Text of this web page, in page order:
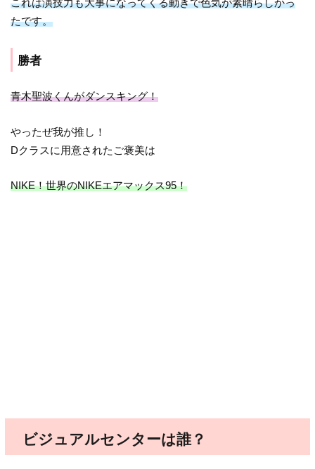
これは演技力も大事になってくる動きで色気が素晴らしかっ
たです。
勝者
青木聖波くんがダンスキング！
やったぜ我が推し！
Dクラスに用意されたご褒美は
NIKE！世界のNIKEエアマックス95！
ビジュアルセンターは誰？